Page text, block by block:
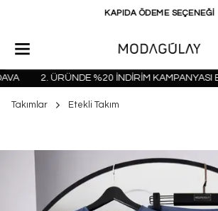
KAPIDA ÖDEME SEÇENEĞİ
2. ÜRÜNDE %20 İNDİRİM KAMPANYASI
Takımlar Etekli Takım